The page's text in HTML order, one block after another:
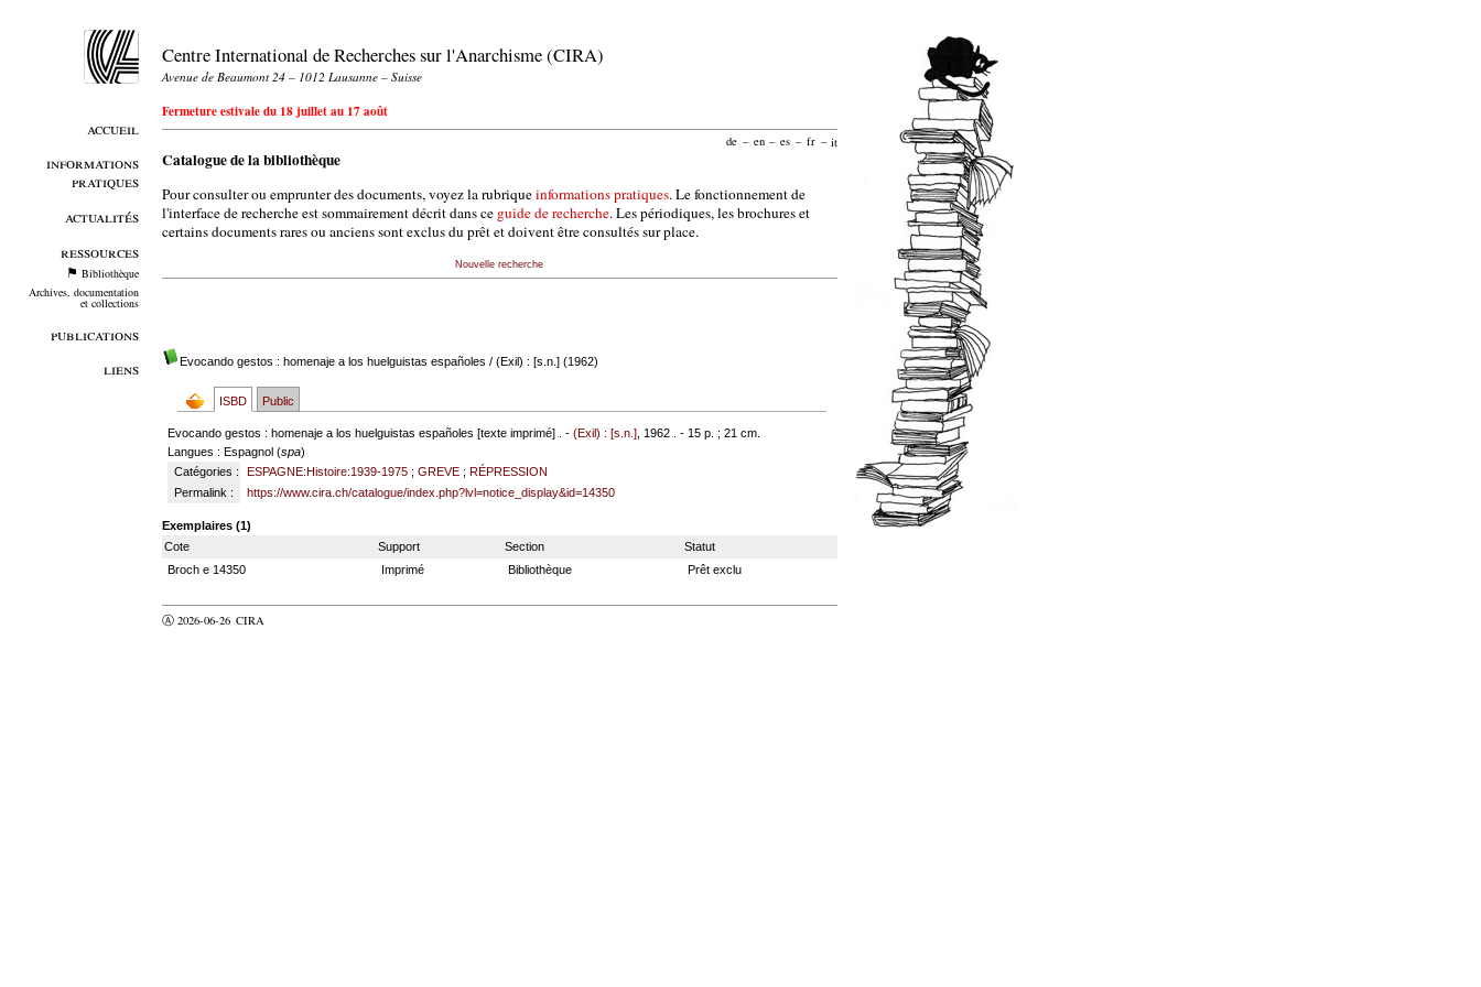
accueil
informations
pratiques
actualités
ressources
Bibliothèque
Archives, documentation
et collections
publications
liens
Centre International de Recherches sur l'Anarchisme (CIRA)
Avenue de Beaumont 24 – 1012 Lausanne – Suisse
Fermeture estivale du 18 juillet au 17 août
de – en – es – fr – it
Catalogue de la bibliothèque
Pour consulter ou emprunter des documents, voyez la rubriqueinformations pratiques. Le fonctionnement de
l'interface de recherche est sommairement décrit dans ce guide de recherche. Les périodiques, les brochures et
certains documents rares ou anciens sont exclus du prêt et doivent être consultés sur place.
Nouvelle recherche
Evocando gestos : homenaje a los huelguistas españoles / (Exil) : [s.n.] (1962)
ISBD Public
Evocando gestos : homenaje a los huelguistas españoles [texte imprimé] . -(Exil) : [s.n.] , 1962 . - 15 p. ; 21 cm.
Langues : Espagnol (spa)
Catégories :
ESPAGNE:Histoire:1939-1975; GREVE; RÉPRESSION
Permalink :
https://www.cira.ch/catalogue/index.php?lvl=notice_display&id=14350
Exemplaires (1)
Cote
Support Section
Statut
Broch e 14350
Imprimé Bibliothèque Prêt exclu
Ⓐ 2026-06-26 CIRA